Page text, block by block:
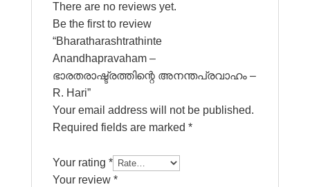
There are no reviews yet.
Be the first to review
“Bharatharashtrathinte
Anandhapravaham –
ഭാരതരാഷ്ട്രത്തിന്റെ അനന്തപ്രവാഹം –
R. Hari”
Your email address will not be published.
Required fields are marked *
Your rating *
Your review *